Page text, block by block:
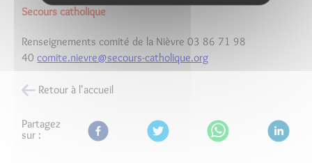
Secours catholique
Renseignements comité de la Nièvre 03 86 71 98
40comite.nievre@secours-catholique.org
Retour à l'accueil
Partagez
sur :